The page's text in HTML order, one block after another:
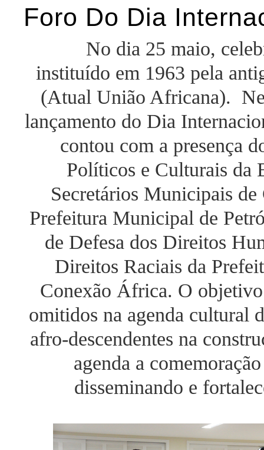
Foro Do Dia
No dia 25 maio,
instituído em 1963 pela
(Atual União Africana).
lançamento do Dia
contou com a presença
Políticos e Culturais da
Secretários Municipais
Prefeitura Municipal de
de Defesa dos Direitos
Direitos Raciais da
Conexão África. O
omitidos na agenda cultural
afro-descendentes na
agenda a
disseminando e